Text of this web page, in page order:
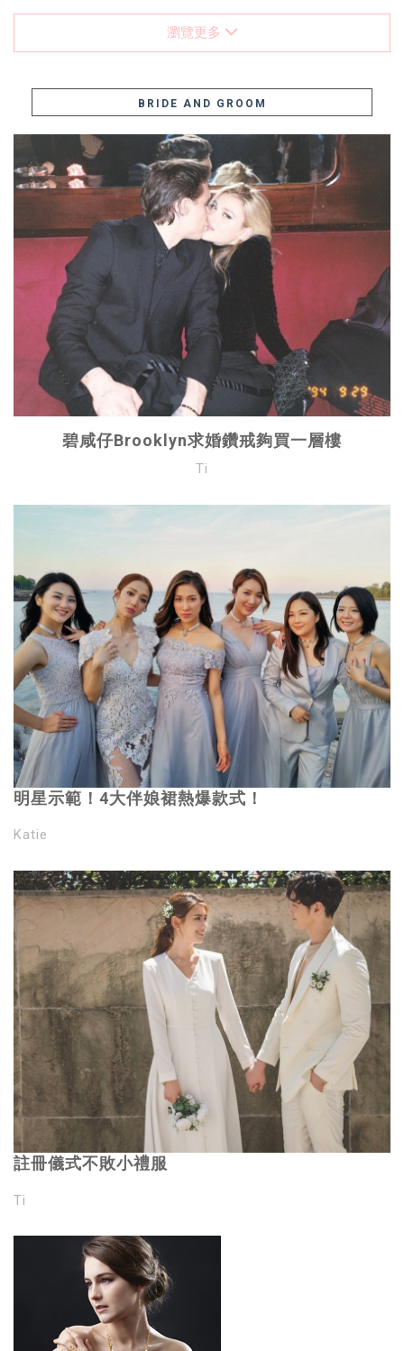
瀏覽更多
BRIDE AND GROOM
碧咸仔Brooklyn求婚鑽戒夠買一層樓
Ti
明星示範！4大伴娘裙熱爆款式！
Katie
註冊儀式不敗小禮服
Ti